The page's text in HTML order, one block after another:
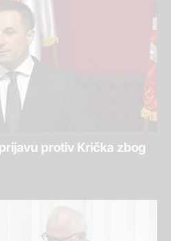
protiv Krička zbog